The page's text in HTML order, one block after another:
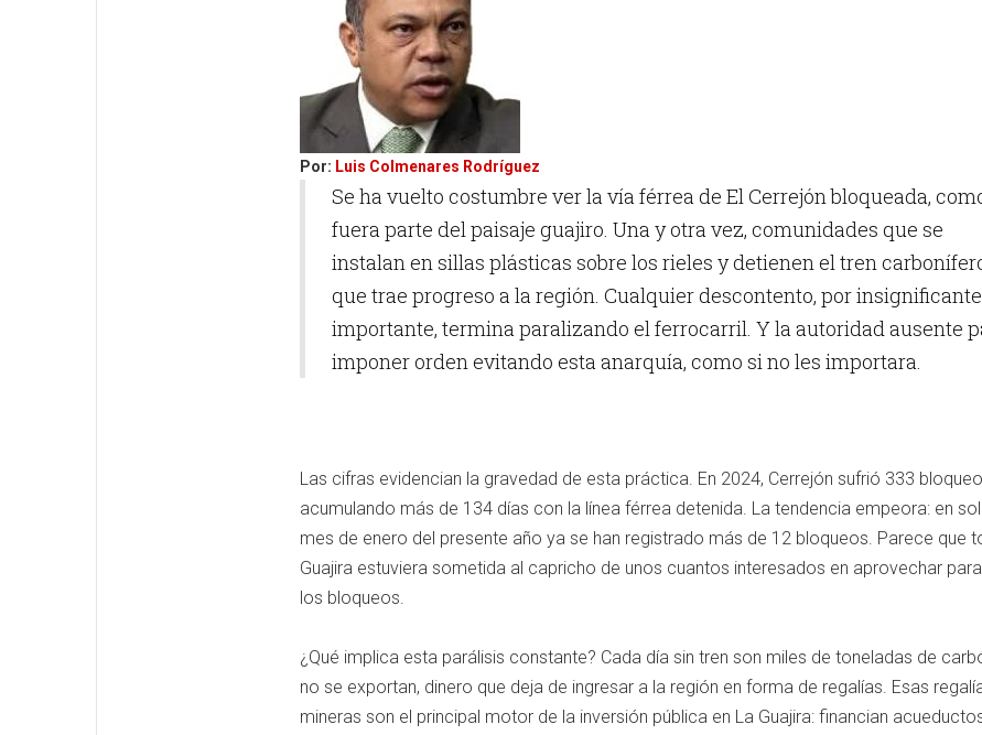
Por: Luis Colmenares Rodríguez
Se ha vuelto costumbre ver la vía férrea de El Cerrejón bloqueada,
fuera parte del paisaje guajiro. Una y otra vez, comunidades que se
instalan en sillas plásticas sobre los rieles y detienen el tren
que trae progreso a la región. Cualquier descontento, por
importante, termina paralizando el ferrocarril. Y la autoridad ausente
imponer orden evitando esta anarquía, como si no les importara.
Las cifras evidencian la gravedad de esta práctica. En 2024, Cerrejón sufrió 333
acumulando más de 134 días con la línea férrea detenida. La tendencia empeora: en
mes de enero del presente año ya se han registrado más de 12 bloqueos. Parece que
Guajira estuviera sometida al capricho de unos cuantos interesados en aprovechar
los bloqueos.
¿Qué implica esta parálisis constante? Cada día sin tren son miles de toneladas de
no se exportan, dinero que deja de ingresar a la región en forma de regalías. Esas
mineras son el principal motor de la inversión pública en La Guajira: financian